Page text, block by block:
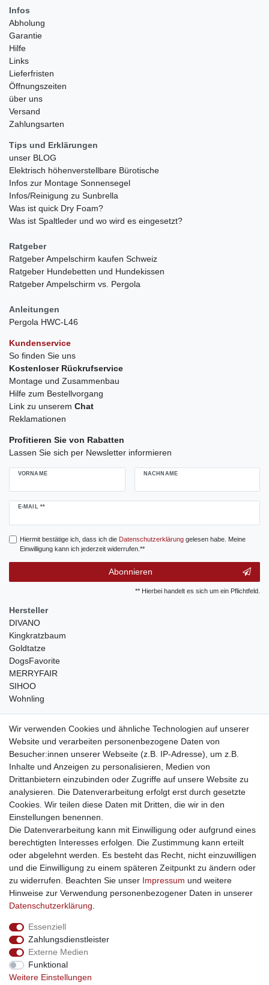
Infos
Abholung
Garantie
Hilfe
Links
Lieferfristen
Öffnungszeiten
über uns
Versand
Zahlungsarten
Tips und Erklärungen
unser BLOG
Elektrisch höhenverstellbare Bürotische
Infos zur Montage Sonnensegel
Infos/Reinigung zu Sunbrella
Was ist quick Dry Foam?
Was ist Spaltleder und wo wird es eingesetzt?
Ratgeber
Ratgeber Ampelschirm kaufen Schweiz
Ratgeber Hundebetten und Hundekissen
Ratgeber Ampelschirm vs. Pergola
Anleitungen
Pergola HWC-L46
Kundenservice
So finden Sie uns
Kostenloser Rückrufservice
Montage und Zusammenbau
Hilfe zum Bestellvorgang
Link zu unserem Chat
Reklamationen
Profitieren Sie von Rabatten
Lassen Sie sich per Newsletter informieren
VORNAME NACHNAME
E-MAIL **
Newsletter
Hiermit bestätige ich, dass ich die Daten­schutz­erklärunggelesen habe. Meine
Einwilligung kann ich jederzeit widerrufen.**
Abonnieren
** Hierbei handelt es sich um ein Pflichtfeld.
Hersteller
DIVANO
Kingkratzbaum
Goldtatze
DogsFavorite
MERRYFAIR
SIHOO
Wohnling
weitere Shops
traumlampen- Lampen und Kronleuchter
kinderwagencenter- Exklusive und günstige Kinderwagen
gastrogeraete24- alles für Gastronomie und Imbiss
soziale Medien
Facebook
sicher einkaufen
Sichere Bestellung und Zahlung via SSL Verschlüsselung
Wir verwenden Cookies und ähnliche Technologien auf unserer
Website und verarbeiten personenbezogene Daten von
Besucher:innen unserer Webseite (z.B. IP-Adresse), um z.B.
Inhalte und Anzeigen zu personalisieren, Medien von
Drittanbietern einzubinden oder Zugriffe auf unsere Website zu
analysieren. Die Datenverarbeitung erfolgt erst durch gesetzte
Cookies. Wir teilen diese Daten mit Dritten, die wir in den
Einstellungen benennen.
Die Datenverarbeitung kann mit Einwilligung oder aufgrund eines
berechtigten Interesses erfolgen. Die Zustimmung kann erteilt
oder abgelehnt werden. Es besteht das Recht, nicht einzuwilligen
und die Einwilligung zu einem späteren Zeitpunkt zu ändern oder
zu widerrufen. Beachten Sie unser Impressum und weitere
Hinweise zur Verwendung personenbezogener Daten in unserer
Daten­schutz­erklärung
Essenziell
Zahlungsdienstleister
Externe Medien
Funktional
Weitere Einstellungen
Widerrufs­recht Widerrufs­formular
Daten­schutz­erklärung